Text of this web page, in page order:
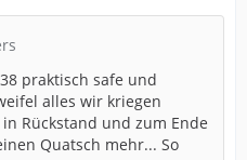
praktisch safe und
alles wir kriegen
Rückstand und zum Ende
Quatsch mehr... So